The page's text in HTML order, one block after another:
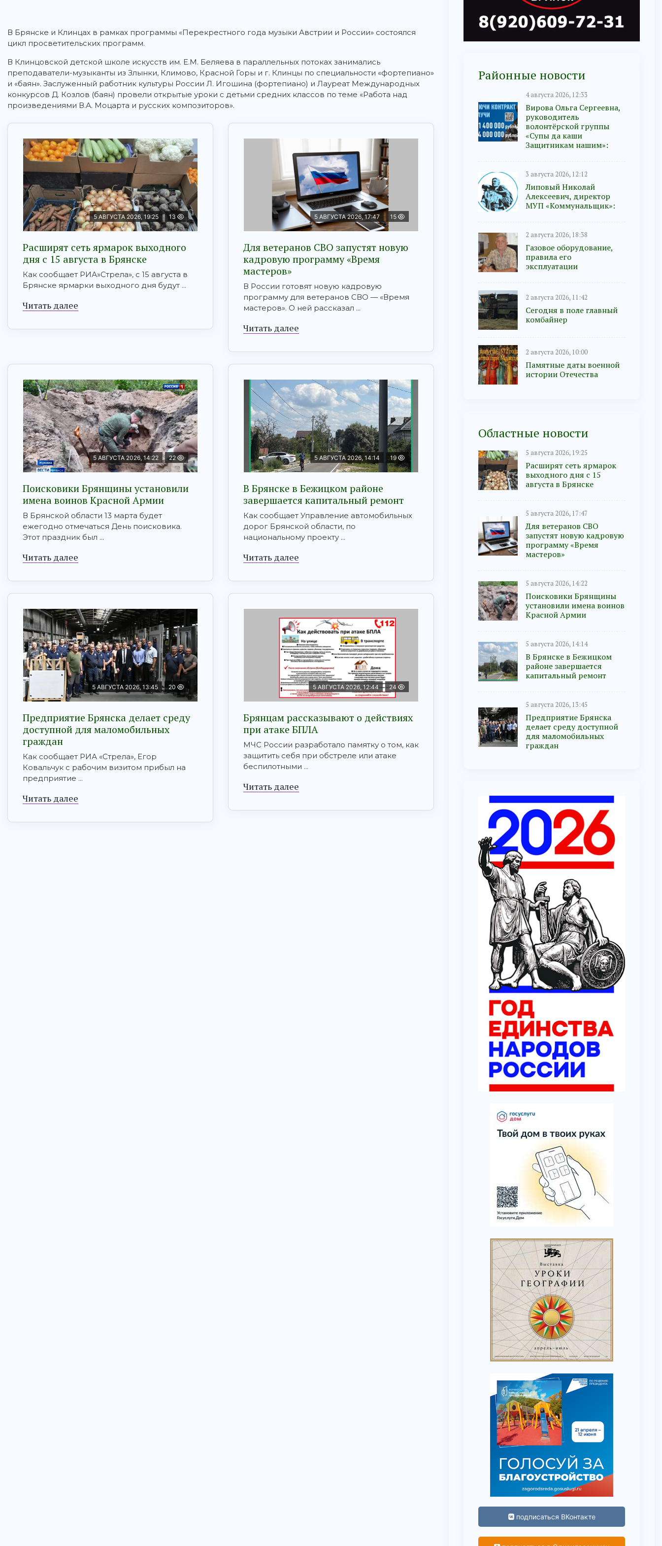
В Брянске и Клинцах в рамках программы «Перекрестного года музыки Австрии и России» состоялся
цикл просветительских программ.
В Клинцовской детской школе искусств им. Е.М. Беляева в параллельных потоках занимались
преподаватели-музыканты из Злынки, Климово, Красной Горы и г. Клинцы по специальности «фортепиано»
и «баян». Заслуженный работник культуры России Л. Игошина (фортепиано) и Лауреат Международных
конкурсов Д. Козлов (баян) провели открытые уроки с детьми средних классов по теме «Работа над
произведениями В.А. Моцарта и русских композиторов».
5 АВГУСТА 2026, 19:25 13
Расширят сеть ярмарок выходного
дня с 15 августа в Брянске
Как сообщает РИА»Стрела», с 15 августа в
Брянске ярмарки выходного дня будут ...
Читать далее
5 АВГУСТА 2026, 17:47 15
Для ветеранов СВО запустят новую
кадровую программу «Время
мастеров»
В России готовят новую кадровую
программу для ветеранов СВО — «Время
мастеров». О ней рассказал ...
Читать далее
5 АВГУСТА 2026, 14:22 22
Поисковики Брянщины установили
имена воинов Красной Армии
В Брянской области 13 марта будет
ежегодно отмечаться День поисковика.
Этот праздник был ...
Читать далее
5 АВГУСТА 2026, 14:14 19
В Брянске в Бежицком районе
завершается капитальный ремонт
Как сообщает Управление автомобильных
дорог Брянской области, по
национальному проекту ...
Читать далее
5 АВГУСТА 2026, 13:45 20
Предприятие Брянска делает среду
доступной для маломобильных
граждан
Как сообщает РИА «Стрела», Егор
Ковальчук с рабочим визитом прибыл на
предприятие ...
Читать далее
5 АВГУСТА 2026, 12:44 24
Брянцам рaссказывают о действиях
при атаке БПЛA
МЧС России разработало памятку о том, как
защитить себя при обстреле или атаке
беспилотными ...
Читать далее
Районные новости
4 августа 2026, 12:33
Вирова Ольга Сергеевна,
руководитель
волонтёрской группы
«Супы да каши
Защитникам нашим»:
3 августа 2026, 12:12
Липовый Николай
Алексеевич, директор
МУП «Коммунальщик»:
2 августа 2026, 18:38
Газовое оборудование,
правила его
эксплуатации
2 августа 2026, 11:42
Сегодня в поле главный
комбайнер
2 августа 2026, 10:00
Памятные даты военной
истории Отечества
Областные новости
5 августа 2026, 19:25
Расширят сеть ярмарок
выходного дня с 15
августа в Брянске
5 августа 2026, 17:47
Для ветеранов СВО
запустят новую кадровую
программу «Время
мастеров»
5 августа 2026, 14:22
Поисковики Брянщины
установили имена воинов
Красной Армии
5 августа 2026, 14:14
В Брянске в Бежицком
районе завершается
капитальный ремонт
5 августа 2026, 13:45
Предприятие Брянска
делает среду доступной
для маломобильных
граждан
подписаться ВКонтакте